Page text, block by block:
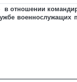
в отношении
военнослужащих